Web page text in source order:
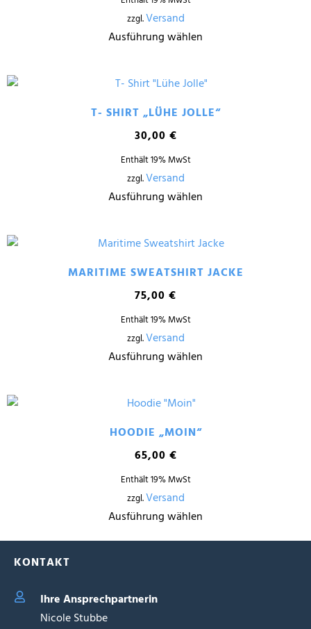
zzgl.Versand
Ausführung wählen
T- SHIRT „LÜHE JOLLE“
30,00 €
Enthält 19% MwSt
zzgl.Versand
Ausführung wählen
MARITIME SWEATSHIRT JACKE
75,00 €
Enthält 19% MwSt
zzgl.Versand
Ausführung wählen
HOODIE „MOIN“
65,00 €
Enthält 19% MwSt
zzgl.Versand
Ausführung wählen
KONTAKT
Ihre Ansprechpartnerin
Nicole Stubbe